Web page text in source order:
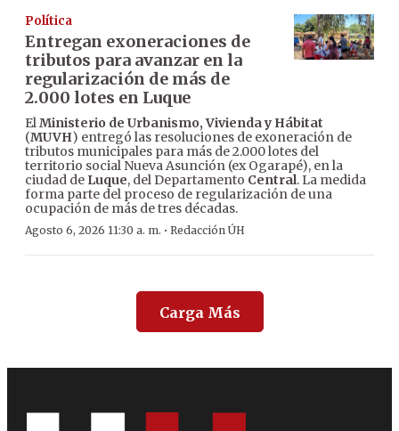
Política
Entregan exoneraciones de
tributos para avanzar en la
regularización de más de
2.000 lotes en Luque
ElMinisterio de Urbanismo, Vivienda y Hábitat
(MUVH) entregó las resoluciones de exoneración de
tributos municipales para más de 2.000 lotes del
territorio social Nueva Asunción (ex Ogarapé), en la
ciudad de Luque, del Departamento Central. La medida
forma parte del proceso de regularización de una
ocupación de más de tres décadas.
Agosto 6, 2026 11:30 a. m. · Redacción ÚH
Carga Más